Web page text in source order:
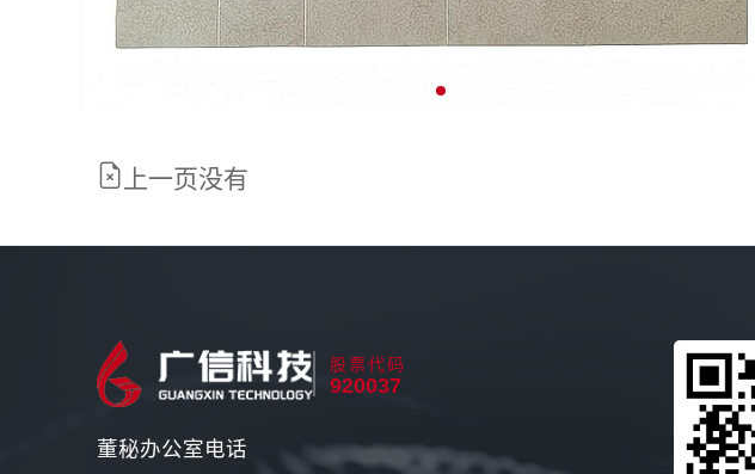
上一页没有
股票代码
920037
董秘办公室电话